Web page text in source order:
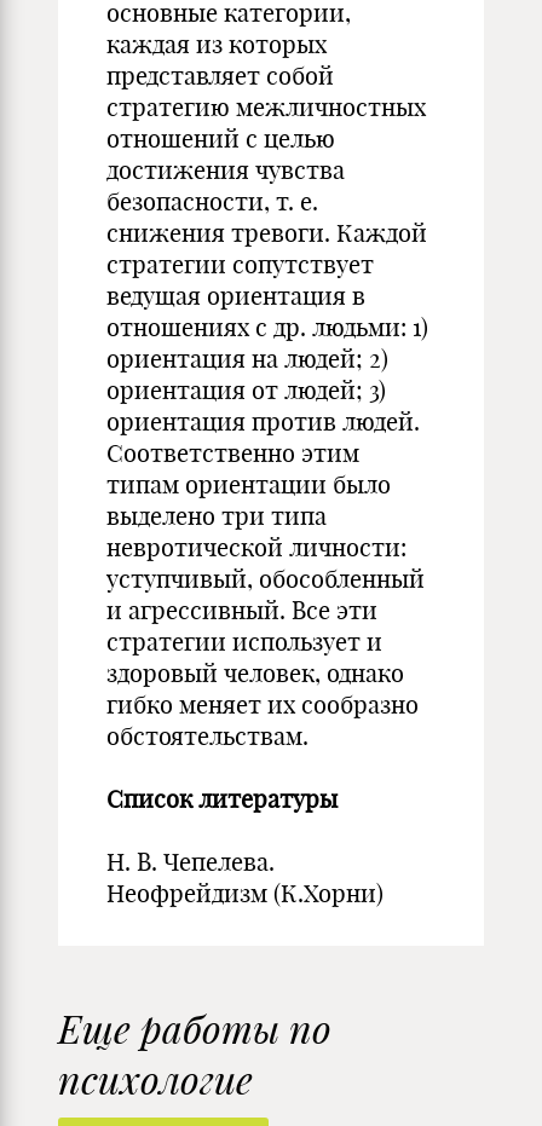
основные категории,
каждая из которых
представляет собой
стратегию межличностных
отношений с целью
достижения чувства
безопасности, т. е.
снижения тревоги. Каждой
стратегии сопутствует
ведущая ориентация в
отношениях с др. людьми: 1)
ориентация на людей; 2)
ориентация от людей; 3)
ориентация против людей.
Соответственно этим
типам ориентации было
выделено три типа
невротической личности:
уступчивый, обособленный
и агрессивный. Все эти
стратегии использует и
здоровый человек, однако
гибко меняет их сообразно
обстоятельствам.
Список литературы
Н. В. Чепелева.
Неофрейдизм (К.Хорни)
Еще работы по
психологие